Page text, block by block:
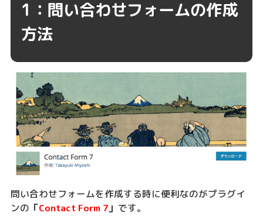
1：問い合わせフォームの作成
方法
問い合わせフォームを作成する時に便利なのがプラグイ
ンの 「Contact Form 7 」 です。